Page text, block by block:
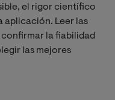
el rigor científico
aplicación. Leer las
la fiabilidad
las mejores